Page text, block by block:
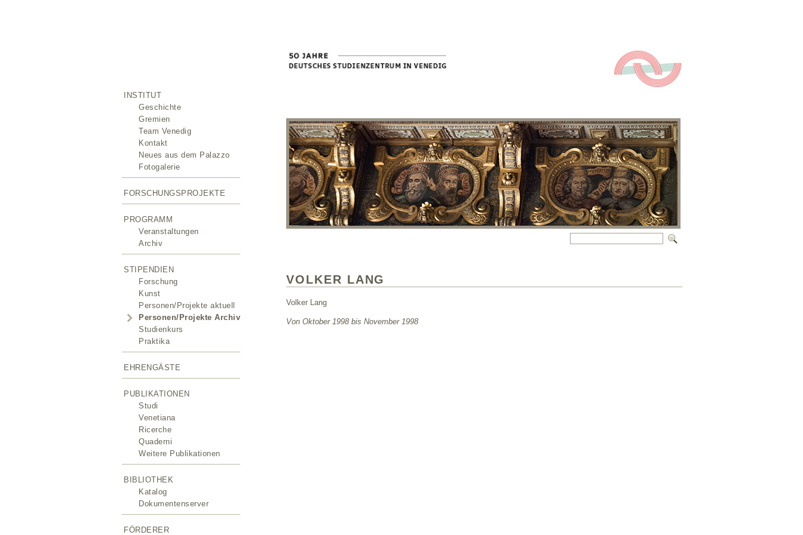
INSTITUT
Geschichte
Gremien
Team Venedig
Kontakt
Neues aus dem Palazzo
Fotogalerie
FORSCHUNGSPROJEKTE
PROGRAMM
Veranstaltungen
Archiv
STIPENDIEN
Forschung
Kunst
Personen/Projekte aktuell
Personen/Projekte Archiv
Studienkurs
Praktika
EHRENGÄSTE
PUBLIKATIONEN
Studi
Venetiana
Ricerche
Quaderni
Weitere Publikationen
BIBLIOTHEK
Katalog
Dokumentenserver
FÖRDERER
VOLKER LANG
Volker Lang
Von Oktober 1998 bis November 1998